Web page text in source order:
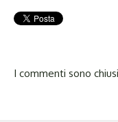
I commenti sono chiusi